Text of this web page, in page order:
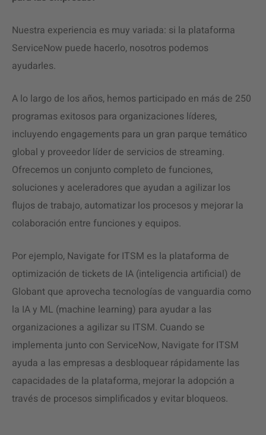
Nuestra experiencia es muy variada: si la plataforma
ServiceNow puede hacerlo, nosotros podemos
ayudarles.
A lo largo de los años, hemos participado en más de 250
programas exitosos para organizaciones líderes,
incluyendo engagements para un gran parque temático
global y proveedor líder de servicios de streaming.
Ofrecemos un conjunto completo de funciones,
soluciones y aceleradores que ayudan a agilizar los
flujos de trabajo, automatizar los procesos y mejorar la
colaboración entre funciones y equipos.
Por ejemplo, Navigate for ITSM es la plataforma de
optimización de tickets de IA (inteligencia artificial) de
Globant que aprovecha tecnologías de vanguardia como
la IA y ML (machine learning) para ayudar a las
organizaciones a agilizar su ITSM. Cuando se
implementa junto con ServiceNow, Navigate for ITSM
ayuda a las empresas a desbloquear rápidamente las
capacidades de la plataforma, mejorar la adopción a
través de procesos simplificados y evitar bloqueos.